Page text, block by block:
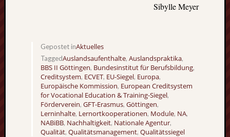
Sibylle Meyer
Gepostet inAktuelles
TaggedAuslandsaufenthalte, Auslandspraktika,
BBS II Göttingen, Bundesinstitut für Berufsbildung,
Creditsystem, ECVET, EU-Siegel, Europa,
Europäische Kommission, European Creditsystem
for Vocational Education & Training-Siegel,
Förderverein, GFT-Erasmus, Göttingen,
Lerninhalte, Lernortkooperationen, Module, NA,
NABiBB, Nachhaltigkeit, Nationale Agentur,
Qualität, Qualitätsmanagement, Qualitätssiegel